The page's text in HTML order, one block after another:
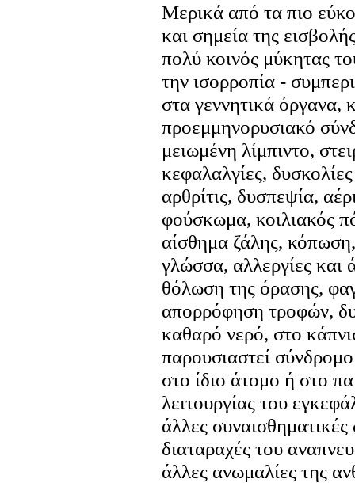
Μερικά από τα πιο
και σημεία της
πολύ κοινός μύκητας
την ισορροπία -
στα γεννητικά όργανα,
προεμμηνορυσιακό
μειωμένη λίμπιντο,
κεφαλαλγίες,
αρθρίτις, δυσπεψία,
φούσκωμα, κοιλιακός
αίσθημα ζάλης,
γλώσσα, αλλεργίες και
θόλωση της όρασης,
απορρόφηση τροφών,
καθαρό νερό, στο
παρουσιαστεί
στο ίδιο άτομο ή στο
λειτουργίας του
άλλες
διαταραχές του
άλλες ανωμαλίες της